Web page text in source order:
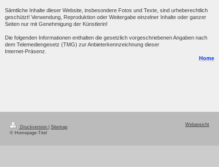
Sämtliche Inhalte dleser Website, insbesondere Fotos und Texte, sind urheberechtlich
geschützt! Verwendung, Reproduktion oder Weitergabe einzelner Inhalte oder ganzer
Seiten nur mit Genehmigung der Künstlerin!
Die folgenden Informationen enthalten die gesetzlich vorgeschriebenen Angaben nach
dem Telemediengesetz (TMG) zur Anbieterkennzeichnung dieser
Internet-Präsenz.
Home
Druckversion
Sitemap
© Homepage-Titel
Webansicht